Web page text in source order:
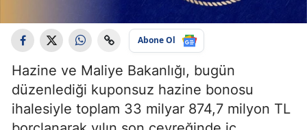
Abone Ol
Hazine ve Maliye Bakanlığı, bugün
düzenlediği kuponsuz hazine bonosu
ihalesiyle toplam 33 milyar 874,7 milyon TL